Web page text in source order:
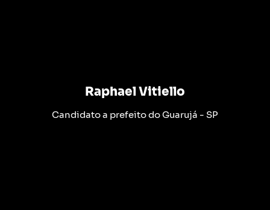
Raphael Vitiello
Candidato a prefeito do Guarujá - SP